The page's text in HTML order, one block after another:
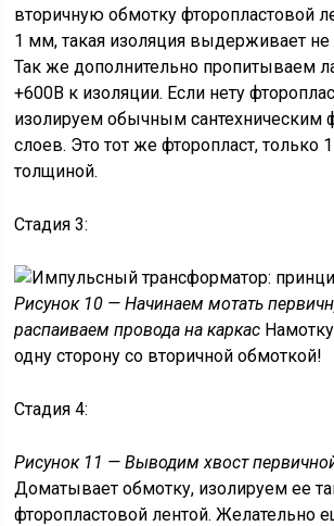
вторичную обмотку фторопластовой
1 мм, такая изоляция выдерживает
Так же дополнительно пропитываем
+600В к изоляции. Если нету
изолируем обычным сантехническим
слоев. Это тот же фторопласт, только
толщиной.
Стадия 3:
Рисунок 10 — Начинаем мотать
распаиваем провода на каркас
одну сторону со вторичной обмоткой!
Стадия 4:
Рисунок 11 — Выводим хвост
Доматывает обмотку, изолируем ее
фторопластовой лентой. Желательно